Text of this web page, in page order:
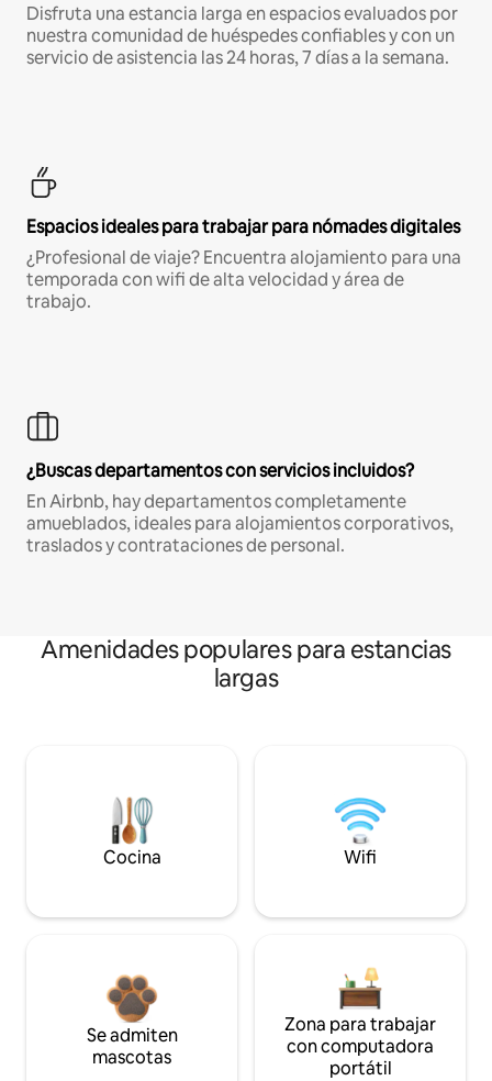
Disfruta una estancia larga en espacios evaluados por
nuestra comunidad de huéspedes confiables y con un
servicio de asistencia las 24 horas, 7 días a la semana.
Espacios ideales para trabajar para nómades digitales
¿Profesional de viaje? Encuentra alojamiento para una
temporada con wifi de alta velocidad y área de
trabajo.
¿Buscas departamentos con servicios incluidos?
En Airbnb, hay departamentos completamente
amueblados, ideales para alojamientos corporativos,
traslados y contrataciones de personal.
Amenidades populares para estancias
largas
Cocina Wifi
Se admiten
mascotas
Zona para trabajar
con computadora
portátil